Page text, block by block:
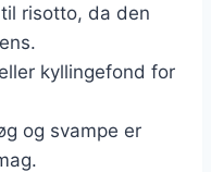
risotto, da den
kyllingefond for
og svampe er